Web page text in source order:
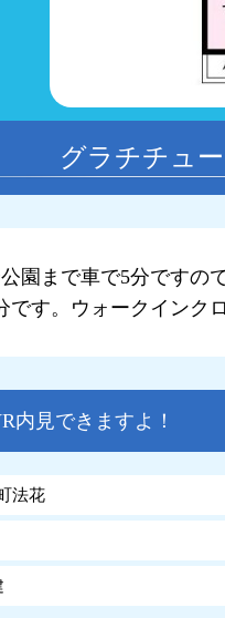
グラチチュ
園まで車で5分です
す。ウォークインク
内見できますよ！
法花